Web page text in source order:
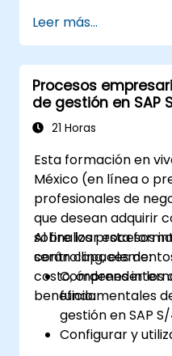
listas de
trabajo y
Ejecutar la
el requisito de
planificación de
S/4HANA.
producción,
calidad y el
Analizar los
generar
decisiones
SAP S/4HANA.
Leer más...
Procesos
de gestión en SAP
21 Horas
Esta formación en
México (en línea o
profesionales de
que desean adquirir
sobre los procesos
controlling,
costo, órdenes
beneficio.
Al finalizar esta
serán capaces de:
Comprender los
fundamentales
gestión en SAP
Configurar y